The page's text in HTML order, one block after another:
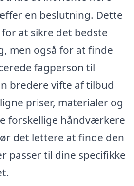
en beslutning. Dette
at sikre det bedste
men også for at finde
fagperson til
bredere vifte af tilbud
priser, materialer og
forskellige håndværkere
det lettere at finde den
passer til dine specifikke